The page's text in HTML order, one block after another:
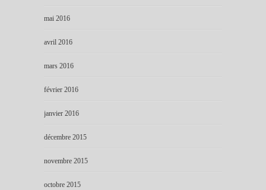
mai 2016
avril 2016
mars 2016
février 2016
janvier 2016
décembre 2015
novembre 2015
octobre 2015